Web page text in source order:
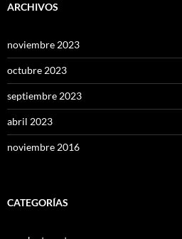
ARCHIVOS
noviembre 2023
octubre 2023
septiembre 2023
abril 2023
noviembre 2016
CATEGORÍAS